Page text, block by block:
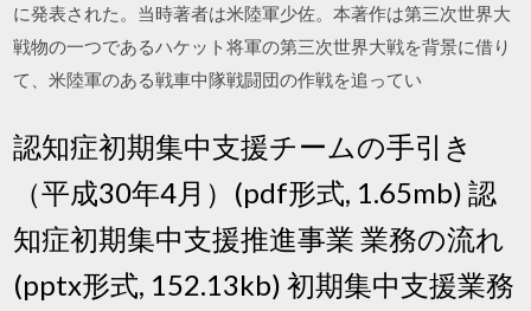
に発表された。当時著者は米陸軍少佐。本著作は第三次世界大
戦物の一つであるハケット将軍の第三次世界大戦を背景に借り
て、米陸軍のある戦車中隊戦闘団の作戦を追ってい
認知症初期集中支援チームの手引き
（平成30年4月）(pdf形式, 1.65mb) 認
知症初期集中支援推進事業 業務の流れ
(pptx形式, 152.13kb) 初期集中支援業務